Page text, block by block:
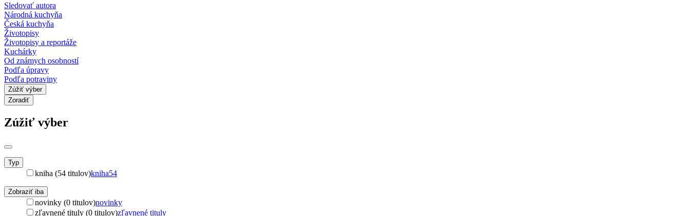
Sledovať autora
Národná kuchyňa
Česká kuchyňa
Životopisy
Životopisy a reportáže
Kuchárky
Od známych osobností
Podľa úpravy
Podľa potraviny
Zúžiť výber
Zoradiť
Zúžiť výber
Typ
kniha (54 titulov)kniha54
Zobraziť iba
novinky (0 titulov)novinky
zľavnené tituly (0 titulov)zľavnené tituly